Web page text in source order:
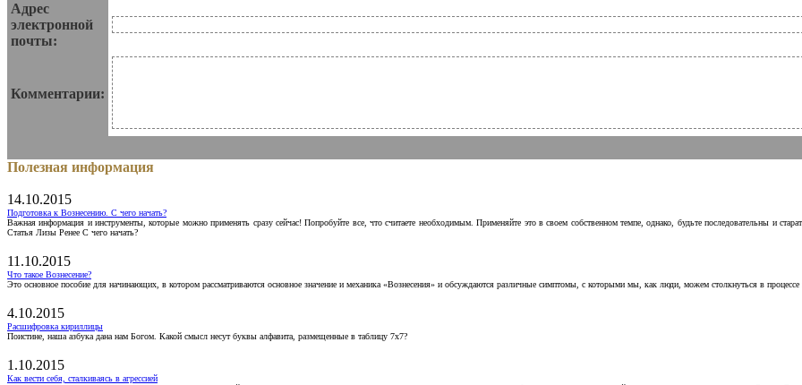
Адрес
электронной
почты:
Комментарии:
Полезная информация
14.10.2015
Подготовка к Вознесению. С чего начать?
Важная информация и инструменты, которые можно применять сразу сейчас! Попробуйте все, что считаете необходимым. Применяйте это в своем собственном темпе, однако, будьте последовательны и
Статья Лизы Ренее С чего начать?
11.10.2015
Что такое Вознесение?
Это основное пособие для начинающих, в котором рассматриваются основное значение и механика «Вознесения» и обсуждаются различные симптомы, с которыми мы, как люди, можем столкнуться в
4.10.2015
Расшифровка кириллицы
Поистине, наша азбука дана нам Богом. Какой смысл несут буквы алфавита, размещенные в таблицу 7х7?
1.10.2015
Как вести себя, сталкиваясь в агрессией